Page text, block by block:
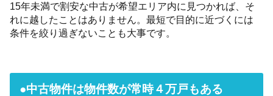
15年未満で割安な中古が希望エリア内に見つかれば、そ
れに越したことはありません。最短で目的に近づくには
条件を絞り過ぎないことも大事です。
●中古物件は物件数が常時４万戸もある